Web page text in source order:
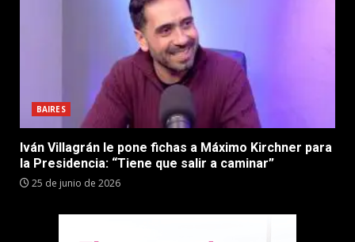
BAIRES
Iván Villagrán le pone fichas a Máximo Kirchner para
la Presidencia: “Tiene que salir a caminar”
25 de junio de 2026